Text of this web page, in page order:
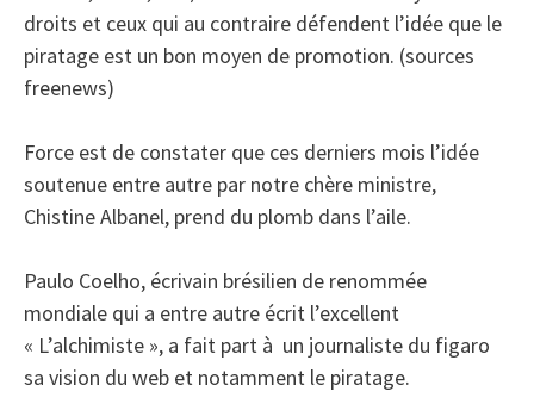
droits et ceux qui au contraire défendent l’idée que le
piratage est un bon moyen de promotion. (sources
freenews)
Force est de constater que ces derniers mois l’idée
soutenue entre autre par notre chère ministre,
Chistine Albanel, prend du plomb dans l’aile.
Paulo Coelho, écrivain brésilien de renommée
mondiale qui a entre autre écrit l’excellent
« L’alchimiste », a fait part à un journaliste du figaro
sa vision du web et notamment le piratage.